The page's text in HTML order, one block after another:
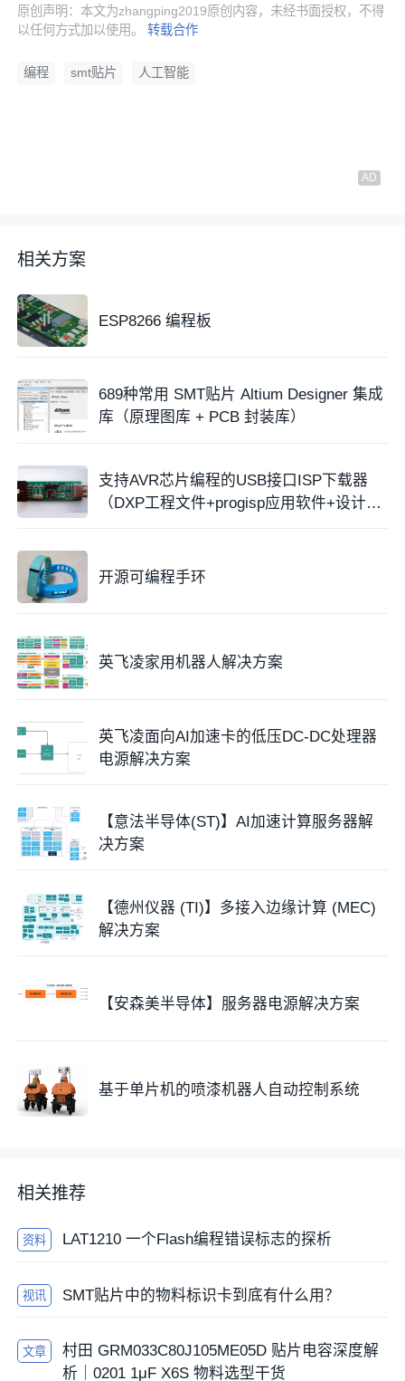
原创声明：本文为zhangping2019原创内容，未经书面授权，不得
以任何方式加以使用。转载合作
编程 smt贴片 人工智能
相关方案
ESP8266 编程板
689种常用 SMT贴片 Altium Designer 集成
库（原理图库 + PCB 封装库）
支持AVR芯片编程的USB接口ISP下载器
（DXP工程文件+progisp应用软件+设计说
开源可编程手环
英飞凌家用机器人解决方案
英飞凌面向AI加速卡的低压DC-DC处理器
电源解决方案
【意法半导体(ST)】AI加速计算服务器解
决方案
【德州仪器 (TI)】多接入边缘计算 (MEC)
解决方案
【安森美半导体】服务器电源解决方案
基于单片机的喷漆机器人自动控制系统
相关推荐
资料 LAT1210 一个Flash编程错误标志的探析
视讯 SMT贴片中的物料标识卡到底有什么用？
文章
村田 GRM033C80J105ME05D 贴片电容深度解
析｜0201 1μF X6S 物料选型干货